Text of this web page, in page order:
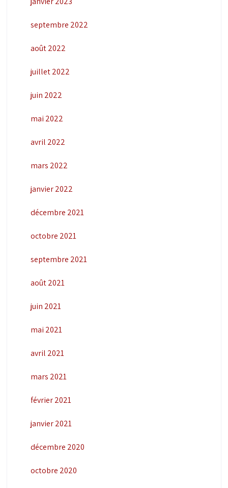
septembre 2022
août 2022
juillet 2022
juin 2022
mai 2022
avril 2022
mars 2022
janvier 2022
décembre 2021
octobre 2021
septembre 2021
août 2021
juin 2021
mai 2021
avril 2021
mars 2021
février 2021
janvier 2021
décembre 2020
octobre 2020